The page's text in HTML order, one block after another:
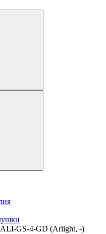
GS-4-GD (Arlight, -)